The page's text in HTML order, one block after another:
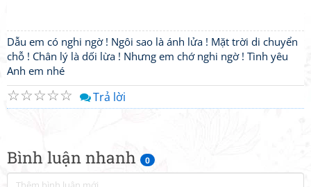
Bình luận nhanh 0
Dẫu em có nghi ngờ ! Ngôi sao là ánh lửa ! Mặt trời di chuyển
chỗ ! Chân lý là dối lừa ! Nhưng em chớ nghi ngờ ! Tình yêu
Anh em nhé
☆
☆
☆
☆
☆ Trả lời